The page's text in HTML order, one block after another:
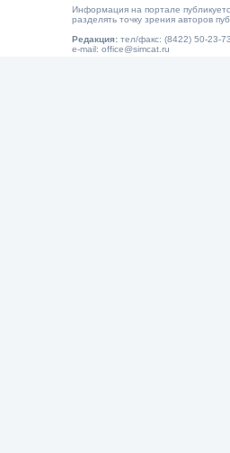
Информация на портале
разделять точку зрения авторов
Редакция: тел/факс: (8422) 50-23-
e-mail: office@simcat.ru